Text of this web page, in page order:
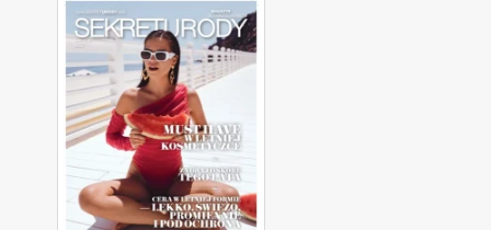
Drogerie Sekret Urody - gazetki promocyjne
Drogerie Sekret Urody regularnie wypuszczają
stronę internetową, gdzie można sprawdzić